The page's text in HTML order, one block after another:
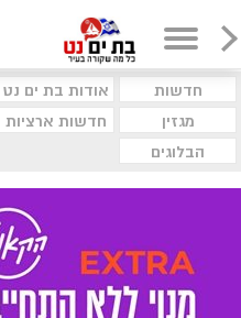
חדשות אודות בת ים נט
מגזין
חדשות ארציות
הבלוגים